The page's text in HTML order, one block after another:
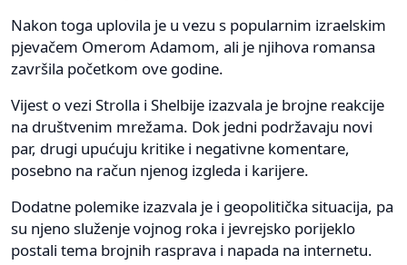
Nakon toga uplovila je u vezu s popularnim izraelskim
pjevačem Omerom Adamom, ali je njihova romansa
završila početkom ove godine.
Vijest o vezi Strolla i Shelbije izazvala je brojne reakcije
na društvenim mrežama. Dok jedni podržavaju novi
par, drugi upućuju kritike i negativne komentare,
posebno na račun njenog izgleda i karijere.
Dodatne polemike izazvala je i geopolitička situacija, pa
su njeno služenje vojnog roka i jevrejsko porijeklo
postali tema brojnih rasprava i napada na internetu.